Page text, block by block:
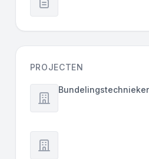
PROJECTEN